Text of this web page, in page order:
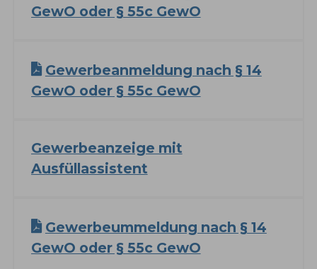
GewO oder § 55c GewO
Gewerbeanmeldung nach § 14
GewO oder § 55c GewO
Gewerbeanzeige mit
Ausfüllassistent
Gewerbeummeldung nach § 14
GewO oder § 55c GewO